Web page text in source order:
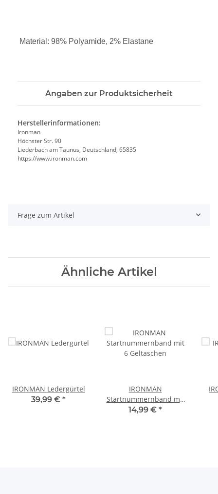
Material: 98% Polyamide, 2% Elastane
Angaben zur Produktsicherheit
Herstellerinformationen:
Ironman
Höchster Str. 90
Liederbach am Taunus, Deutschland, 65835
https://www.ironman.com
Frage zum Artikel
Ähnliche Artikel
IRONMAN Ledergürtel
39,99 € *
IRONMAN
Startnummernband mit
6 Geltaschen
14,99 € *